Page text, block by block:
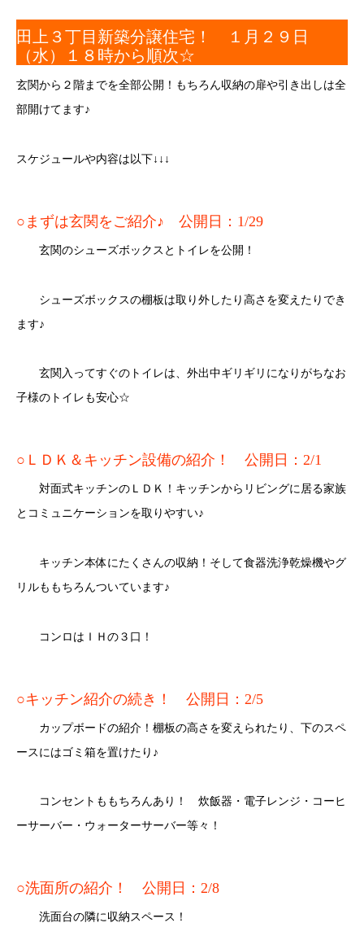
田上３丁目新築分譲住宅！ １月２９日
（水）１８時から順次☆
玄関から２階までを全部公開！もちろん収納の扉や引き出しは全
部開けてます♪
スケジュールや内容は以下↓↓↓
○まずは玄関をご紹介♪ 公開日：1/29
玄関のシューズボックスとトイレを公開！
シューズボックスの棚板は取り外したり高さを変えたりでき
ます♪
玄関入ってすぐのトイレは、外出中ギリギリになりがちなお
子様のトイレも安心☆
○ＬＤＫ＆キッチン設備の紹介！ 公開日：2/1
対面式キッチンのＬＤＫ！キッチンからリビングに居る家族
とコミュニケーションを取りやすい♪
キッチン本体にたくさんの収納！そして食器洗浄乾燥機やグ
リルももちろんついています♪
コンロはＩＨの３口！
○キッチン紹介の続き！ 公開日：2/5
カップボードの紹介！棚板の高さを変えられたり、下のスペ
ースにはゴミ箱を置けたり♪
コンセントももちろんあり！ 炊飯器・電子レンジ・コーヒ
ーサーバー・ウォーターサーバー等々！
○洗面所の紹介！ 公開日：2/8
洗面台の隣に収納スペース！